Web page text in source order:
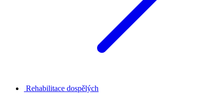
Rehabilitace dospělých